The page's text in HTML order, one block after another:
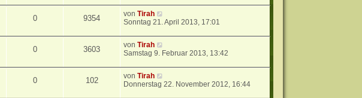
0 9354 vonTirah
Sonntag 21. April 2013, 17:01
0 3603 vonTirah
Samstag 9. Februar 2013, 13:42
0 102 vonTirah
Donnerstag 22. November 2012, 16:44